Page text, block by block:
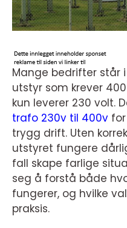
Mange bedrifter står
utstyr som krever
kun leverer 230 volt.
trafo 230v til 400v
trygg drift. Uten
utstyret fungere
fall skape farlige
seg å forstå både
fungerer, og hvilke
praksis.